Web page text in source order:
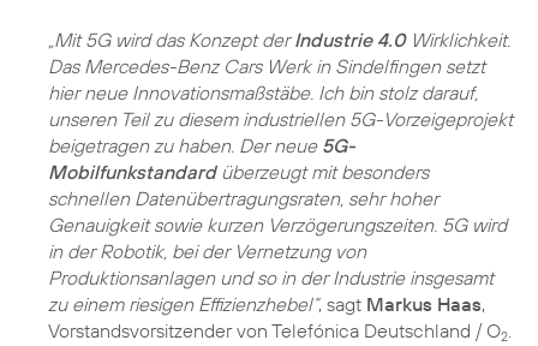
„Mit 5G wird das Konzept derIndustrie 4.0Wirklichkeit.
Das Mercedes-Benz Cars Werk in Sindelfingen setzt
hier neue Innovationsmaßstäbe. Ich bin stolz darauf,
unseren Teil zu diesem industriellen 5G-Vorzeigeprojekt
beigetragen zu haben. Der neue 5G-
Mobilfunkstandardüberzeugt mit besonders
schnellen Datenübertragungsraten, sehr hoher
Genauigkeit sowie kurzen Verzögerungszeiten. 5G wird
in der Robotik, bei der Vernetzung von
Produktionsanlagen und so in der Industrie insgesamt
zu einem riesigen Effizienzhebel“, sagt Markus Haas,
Vorstandsvorsitzender von Telefónica Deutschland / O2